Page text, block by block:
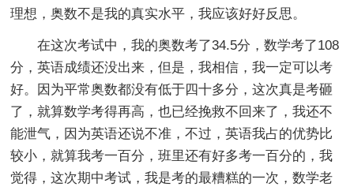
理想，奥数不是我的真实水平，我应该好好反思。
在这次考试中，我的奥数考了34.5分，数学考了108
分，英语成绩还没出来，但是，我相信，我一定可以考
好。因为平常奥数都没有低于四十多分，这次真是考砸
了，就算数学考得再高，也已经挽救不回来了，我还不
能泄气，因为英语还说不准，不过，英语我占的优势比
较小，就算我考一百分，班里还有好多考一百分的，我
觉得，这次期中考试，我是考的最糟糕的一次，数学老